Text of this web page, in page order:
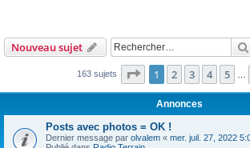
Nouveau sujet
163 sujets Page 1sur7
1 2 3 4 5
Annonces
Posts avec photos = OK !
Dernier message par olvalem « mer. juil. 27, 2022